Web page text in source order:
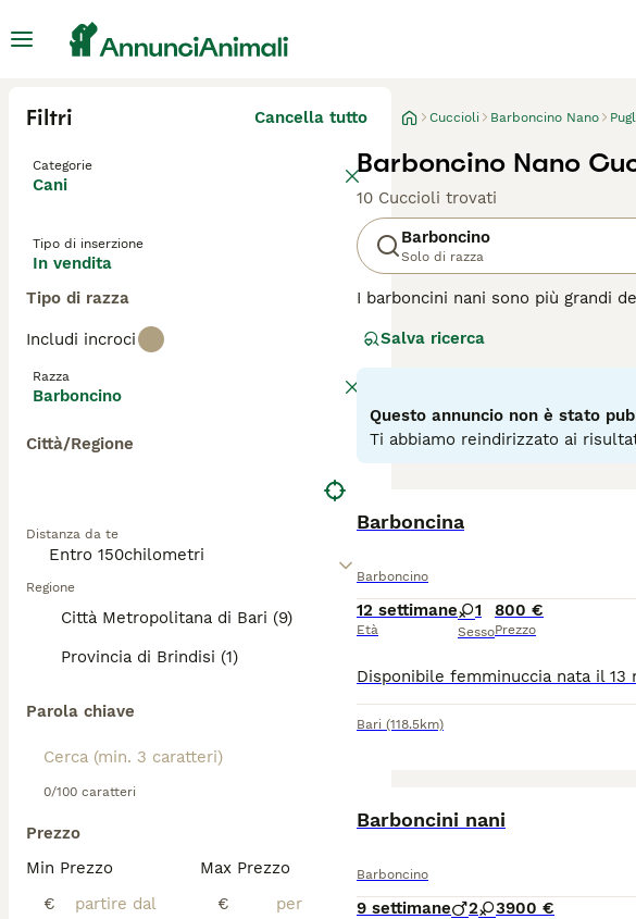
Filtri Cancella tutto
Categorie
Cani
Tipo di inserzione
In vendita
Tipo di razza
Includi incroci
Razza
Barboncino
Città/Regione
Distanza da te
Regione
Città Metropolitana di Bari (9)
Provincia di Brindisi (1)
Parola chiave
0/100 caratteri
Prezzo
Min Prezzo
€
Max Prezzo
€
Cuccioli Barboncino Nano
Barboncino Nano
10 Cuccioli trovati
Barboncino
Solo di razza
I barboncini nani sono più grandi
un grosso vantaggio se si vuole
Leggi la nostra pagina di consigli
Salva ricerca
Questo annuncio non è stato
Ti abbiamo reindirizzato ai
Barboncina
Barboncino
12 settimane
Età
1
Sesso
800 €
Prezzo
Bari (118.5km)
Barboncini nani
Barboncino
9 settimane 2 3900 €